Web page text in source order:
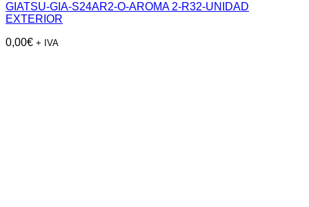
GIATSU-GIA-S24AR2-O-AROMA 2-R32-UNIDAD
EXTERIOR
0,00€ + IVA